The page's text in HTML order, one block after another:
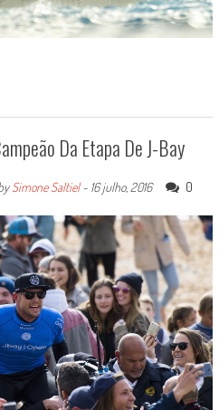
Da Etapa De J-Bay
Simone Saltiel- 16 julho, 2016 0